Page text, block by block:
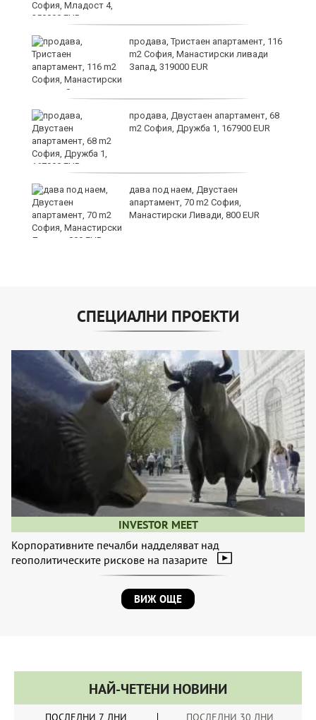
продава, Тристаен апартамент, 116
m2 София, Манастирски ливади
Запад, 319000 EUR
продава, Двустаен апартамент, 68
m2 София, Дружба 1, 167900 EUR
дава под наем, Двустаен
апартамент, 70 m2 София,
Манастирски Ливади, 800 EUR
СПЕЦИАЛНИ ПРОЕКТИ
INVESTOR MEET
Корпоративните печалби надделяват над
геополитическите рискове на пазарите
ВИЖ ОЩЕ
НАЙ-ЧЕТЕНИ НОВИНИ
ПОСЛЕДНИ 7 ДНИ ПОСЛЕДНИ 30 ДНИ